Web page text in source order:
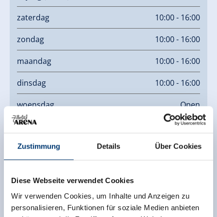
Zustimmung Details Über Cookies
Diese Webseite verwendet Cookies
Wir verwenden Cookies, um Inhalte und Anzeigen zu
personalisieren, Funktionen für soziale Medien anbieten
het familiebedrijf wordt veel waarde gehecht aan
regionaliteit en ook aan de ondersteuning van de
Gerloser boeren. Melk, boter, yoghurt, vlees en meer
komen uit de regio.
zaterdag 10:00 - 16:00
zondag 10:00 - 16:00
maandag 10:00 - 16:00
dinsdag 10:00 - 16:00
woensdag Open
donderdag 10:00 - 16:00
Op zaterdag 20 september 2025 - VRIJDAG!
Homepage